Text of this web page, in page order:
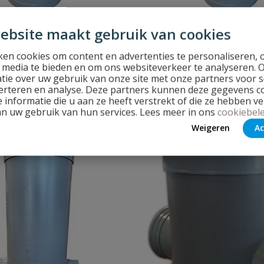
maakt gebruik van cookies
cookies om content en advertenties te personaliseren,
te bieden en om ons websiteverkeer te analyseren.
over uw gebruik van onze site met onze partners voor
en analyse. Deze partners kunnen deze gegevens
informatie die u aan ze heeft verstrekt of die ze hebben
uw gebruik van hun services. Lees meer in ons
Weigeren
aansluiting drainagebuis 80 mm
manchet
Controleput 2 x aansluiting
en 1 x 110 mm manchet
Op voorraad